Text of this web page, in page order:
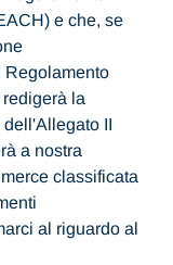
e che, se
Regolamento
la
II
a nostra
classificata
al riguardo al